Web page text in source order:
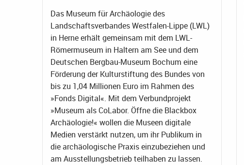
Das Museum für Archäologie des
Landschaftsverbandes Westfalen-Lippe (LWL)
in Herne erhält gemeinsam mit dem LWL-
Römermuseum in Haltern am See und dem
Deutschen Bergbau-Museum Bochum eine
Förderung der Kulturstiftung des Bundes von
bis zu 1,04 Millionen Euro im Rahmen des
»Fonds Digital«. Mit dem Verbundprojekt
»Museum als CoLabor. Öffne die Blackbox
Archäologie!« wollen die Museen digitale
Medien verstärkt nutzen, um ihr Publikum in
die archäologische Praxis einzubeziehen und
am Ausstellungsbetrieb teilhaben zu lassen.